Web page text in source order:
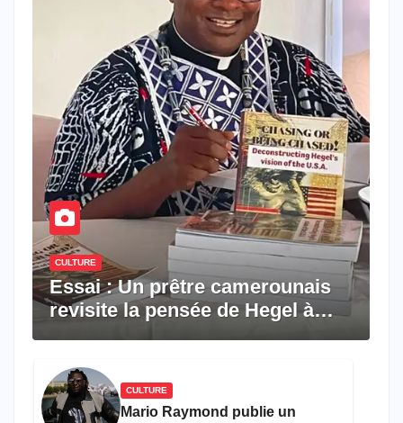
CULTURE
Essai : Un prêtre camerounais
revisite la pensée de Hegel à
CULTURE
Mario Raymond publie un